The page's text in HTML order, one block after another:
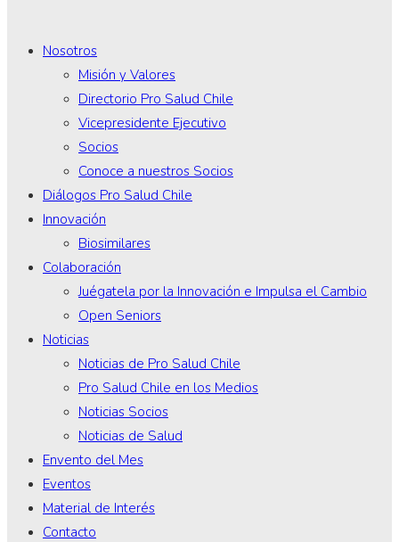
Nosotros
Misión y Valores
Directorio Pro Salud Chile
Vicepresidente Ejecutivo
Socios
Conoce a nuestros Socios
Diálogos Pro Salud Chile
Innovación
Biosimilares
Colaboración
Juégatela por la Innovación e Impulsa el Cambio
Open Seniors
Noticias
Noticias de Pro Salud Chile
Pro Salud Chile en los Medios
Noticias Socios
Noticias de Salud
Envento del Mes
Eventos
Material de Interés
Contacto